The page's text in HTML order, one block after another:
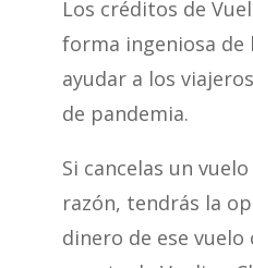
Los créditos de
forma ingeniosa de
ayudar a los
de pandemia.
Si cancelas un
razón, tendrás la
dinero de ese vuelo